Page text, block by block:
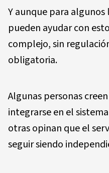
Y aunque para
pueden ayudar con
complejo, sin
obligatoria.
Algunas personas
integrarse en el
otras opinan que el
seguir siendo